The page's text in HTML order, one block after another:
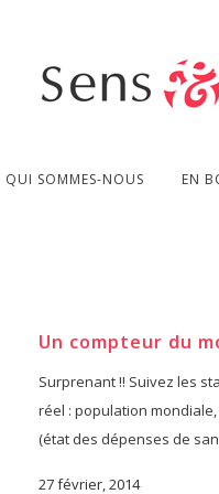
QUI SOMMES-NOUS EN
Un compteur du
Surprenant !! Suivez les
réel : population
(état des dépenses de
27 février, 2014